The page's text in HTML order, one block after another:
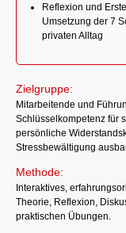
Reflexion und
Umsetzung der 7
privaten Alltag
Zielgruppe:
Mitarbeitende und
Schlüsselkompetenz für
persönliche
Stressbewältigung
Methode:
Interaktives,
Theorie, Reflexion,
praktischen Übungen.